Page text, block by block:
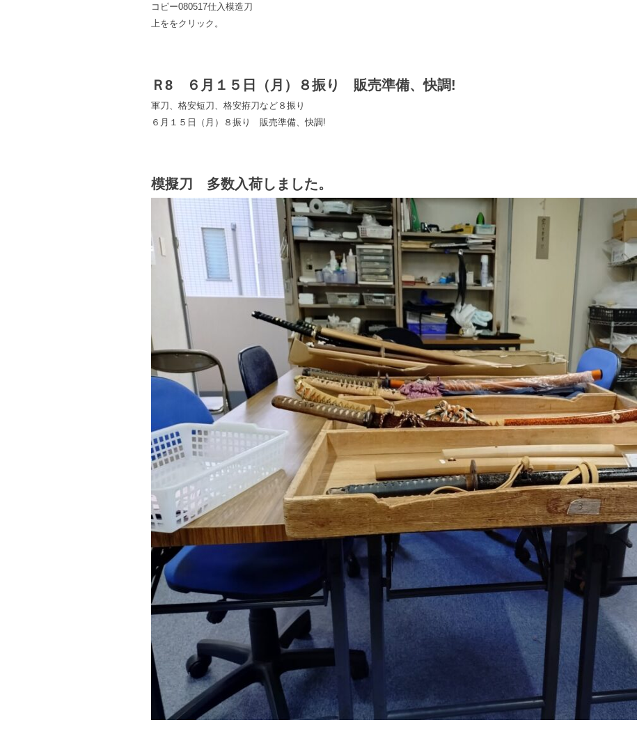
コピー080517仕入模造刀
上ををクリック。
Ｒ8 ６月１５日（月）８振り 販売準備、快調!
軍刀、格安短刀、格安拵刀など８振り
６月１５日（月）８振り 販売準備、快調!
模擬刀 多数入荷しました。